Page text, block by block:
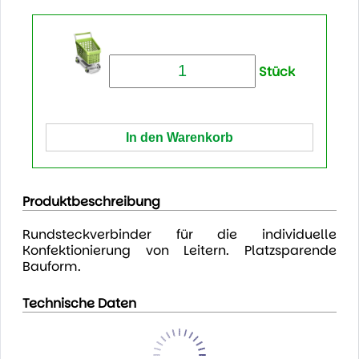
Stück
Produktbeschreibung
Rundsteckverbinder für die individuelle
Konfektionierung von Leitern. Platzsparende
Bauform.
Technische Daten